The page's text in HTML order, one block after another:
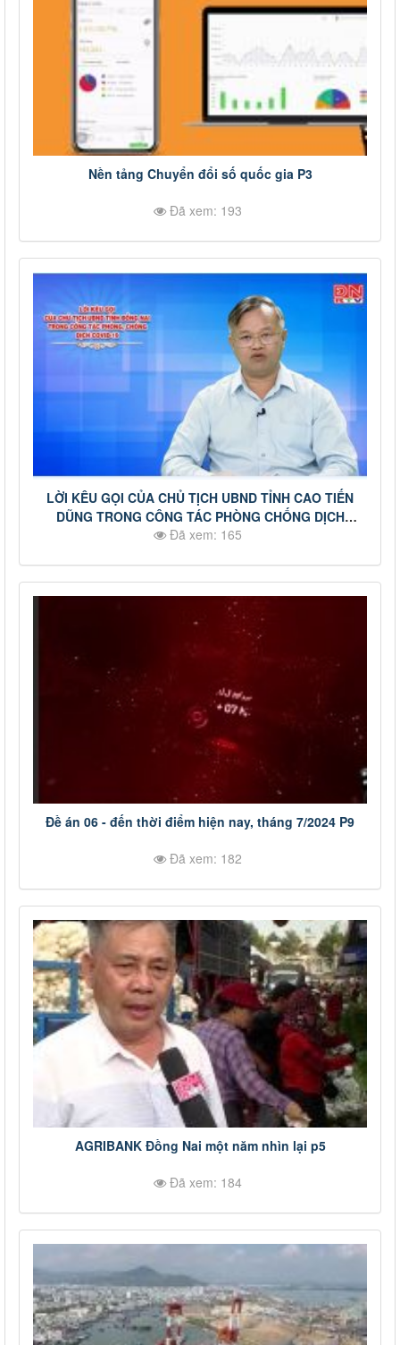
Nền tảng Chuyển đổi số quốc gia P3
Đã xem: 193
LỜI KÊU GỌI CỦA CHỦ TỊCH UBND TỈNH CAO TIẾN
DŨNG TRONG CÔNG TÁC PHÒNG CHỐNG DỊCH
COVID-19
Đã xem: 165
Đề án 06 - đến thời điểm hiện nay, tháng 7/2024 P9
Đã xem: 182
AGRIBANK Đồng Nai một năm nhìn lại p5
Đã xem: 184